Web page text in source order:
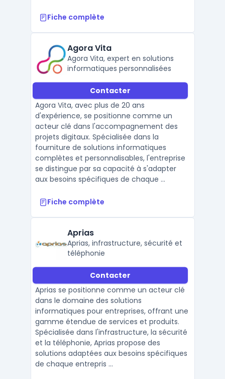
Fiche complète
Agora Vita
Agora Vita, expert en solutions
informatiques personnalisées
Contacter
Agora Vita, avec plus de 20 ans
d'expérience, se positionne comme un
acteur clé dans l'accompagnement des
projets digitaux. Spécialisée dans la
fourniture de solutions informatiques
complètes et personnalisables, l'entreprise
se distingue par sa capacité à s'adapter
aux besoins spécifiques de chaque ...
Fiche complète
Aprias
Aprias, infrastructure, sécurité et
téléphonie
Contacter
Aprias se positionne comme un acteur clé
dans le domaine des solutions
informatiques pour entreprises, offrant une
gamme étendue de services et produits.
Spécialisée dans l'infrastructure, la sécurité
et la téléphonie, Aprias propose des
solutions adaptées aux besoins spécifiques
de chaque entrepris ...